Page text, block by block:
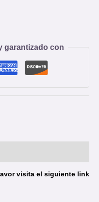
garantizado con
visita el siguiente